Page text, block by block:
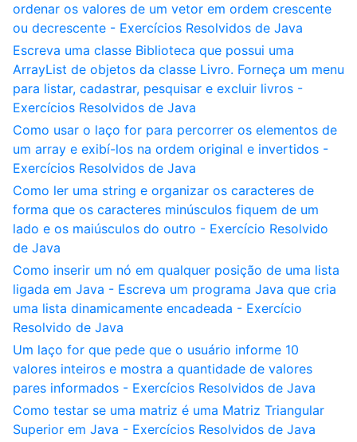
ordenar os valores de um vetor em ordem crescente
ou decrescente - Exercícios Resolvidos de Java
Escreva uma classe Biblioteca que possui uma
ArrayList de objetos da classe Livro. Forneça um menu
para listar, cadastrar, pesquisar e excluir livros -
Exercícios Resolvidos de Java
Como usar o laço for para percorrer os elementos de
um array e exibí-los na ordem original e invertidos -
Exercícios Resolvidos de Java
Como ler uma string e organizar os caracteres de
forma que os caracteres minúsculos fiquem de um
lado e os maiúsculos do outro - Exercício Resolvido
de Java
Como inserir um nó em qualquer posição de uma lista
ligada em Java - Escreva um programa Java que cria
uma lista dinamicamente encadeada - Exercício
Resolvido de Java
Um laço for que pede que o usuário informe 10
valores inteiros e mostra a quantidade de valores
pares informados - Exercícios Resolvidos de Java
Como testar se uma matriz é uma Matriz Triangular
Superior em Java - Exercícios Resolvidos de Java